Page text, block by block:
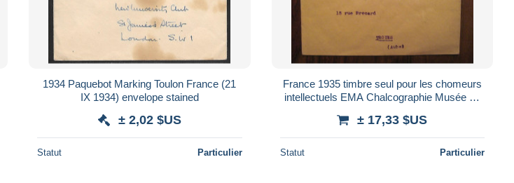
1934 Paquebot Marking Toulon France (21
IX 1934) envelope stained
± 2,02 $US
Statut Particulier
France 1935 timbre seul pour les chomeurs
intellectuels EMA Chalcographie Musée du
± 17,33 $US
Statut Particulier